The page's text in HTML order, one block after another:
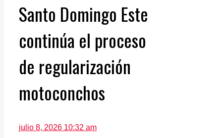
Santo Domingo Este
continúa el proceso
de regularización
motoconchos
julio 8, 2026 10:32 am